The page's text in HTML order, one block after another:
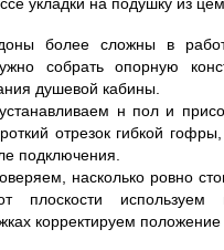
более сложны в
собрать опорную
душевой кабины.
н пол и
отрезок гибкой
подключения.
насколько ровно
плоскости
корректируем